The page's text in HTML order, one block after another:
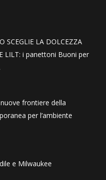
SCEGLIE LA DOLCEZZA
LILT: i panettoni Buoni per
frontiere della
per l’ambiente
e Milwaukee